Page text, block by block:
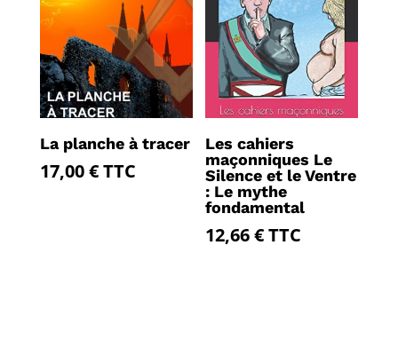
La planche à tracer
17,00€TTC
Les cahiers
maçonniques Le
Silence et le Ventre
: Le mythe
fondamental
12,66€TTC